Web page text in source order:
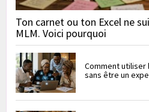
Ton carnet ou ton Excel ne
MLM. Voici pourquoi
Comment utiliser
sans être un